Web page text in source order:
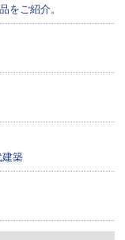
をご紹介。
建築